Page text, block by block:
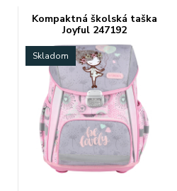
Kompaktná školská taška
Joyful 247192
Skladom